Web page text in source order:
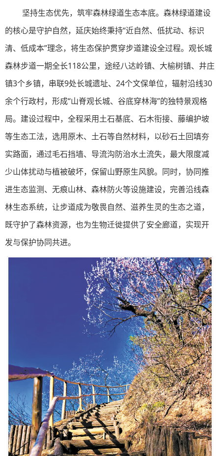
坚持生态优先，筑牢森林绿道生态本底。森林绿道建设
的核心是守护自然，延庆始终秉持“近自然、低扰动、标识
清、低成本”理念，将生态保护贯穿步道建设全过程。观长城
森林步道一期全长118公里，途经八达岭镇、大榆树镇、井庄
镇3个乡镇，串联9处长城遗址、24个文保单位，辐射沿线30
余个行政村，形成“山脊观长城、谷底穿林海”的独特景观格
局。建设过程中，全程采用土石基底、石木衔接、藤编护坡
等生态工法，选用原木、土石等自然材料，以砂石土回填夯
实路面，通过毛石挡墙、导流沟防治水土流失，最大限度减
少山体扰动与植被破坏，保留山野原生风貌。同时，协同推
进生态监测、无痕山林、森林防火等设施建设，完善沿线森
林生态系统，让步道成为敬畏自然、滋养生灵的生态之道，
既守护了森林资源，也为生物迁徙提供了安全廊道，实现开
发与保护协同共进。